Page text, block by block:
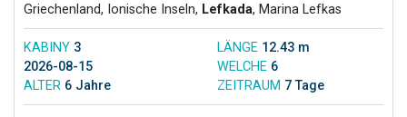
Griechenland, Ionische Inseln, Lefkada, Marina Lefkas
KABINY 3 LÄNGE 12.43 m
2026-08-15
WELCHE 6
ALTER 6 Jahre ZEITRAUM 7 Tage